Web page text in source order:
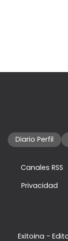
Diario Perfil
Canales RSS
Privacidad
Exitoina -